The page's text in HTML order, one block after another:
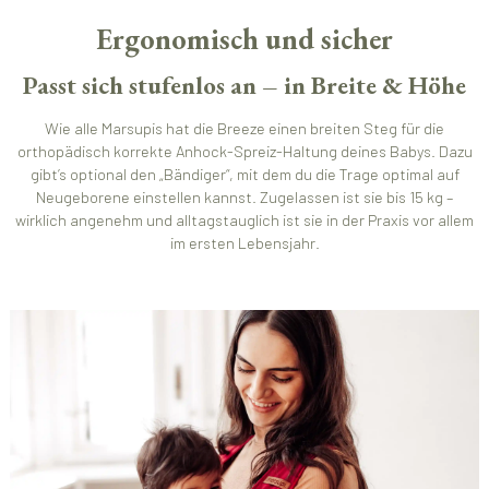
Ergonomisch und sicher
Passt sich stufenlos an – in Breite & Höhe
Wie alle Marsupis hat die Breeze einen breiten Steg für die
orthopädisch korrekte Anhock-Spreiz-Haltung deines Babys. Dazu
gibt’s optional den „Bändiger“, mit dem du die Trage optimal auf
Neugeborene einstellen kannst. Zugelassen ist sie bis 15 kg –
wirklich angenehm und alltagstauglich ist sie in der Praxis vor allem
im ersten Lebensjahr.